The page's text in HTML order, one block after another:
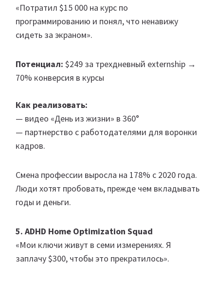
«Потратил $15 000 на курс по
программированию и понял, что ненавижу
сидеть за экраном».
Потенциал: $249 за трехдневный externship →
70% конверсия в курсы
Как реализовать:
— видео «День из жизни» в 360°
— партнерство с работодателями для воронки
кадров.
Смена профессии выросла на 178% с 2020 года.
Люди хотят пробовать, прежде чем вкладывать
годы и деньги.
5. ADHD Home Optimization Squad
«Мои ключи живут в семи измерениях. Я
заплачу $300, чтобы это прекратилось».